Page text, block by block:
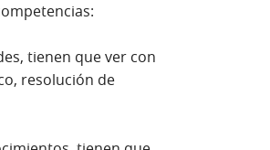
tienen que ver con
resolución de